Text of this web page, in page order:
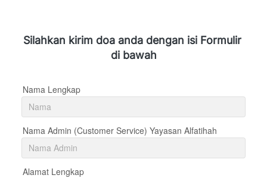
Silahkan kirim doa anda dengan isi Formulir
di bawah
Nama Lengkap
Nama Admin (Customer Service) Yayasan Alfatihah
Alamat Lengkap